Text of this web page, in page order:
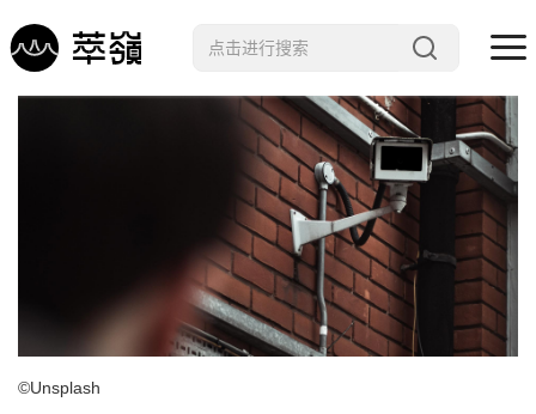
哲学 · 文明
艺术 · 科技
未来 · 生命
行星智慧
数字治理
Noema精选
©Unsplash